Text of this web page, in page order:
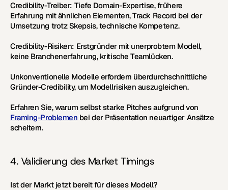
Credibility-Treiber: Tiefe Domain-Expertise, frühere
Erfahrung mit ähnlichen Elementen, Track Record bei der
Umsetzung trotz Skepsis, technische Kompetenz.
Credibility-Risiken: Erstgründer mit unerprobtem Modell,
keine Branchenerfahrung, kritische Teamlücken.
Unkonventionelle Modelle erfordern überdurchschnittliche
Gründer-Credibility, um Modellrisiken auszugleichen.
Framing-Problemen bei der Präsentation neuartiger Ansätze
scheitern.
4. Validierung des Market Timings
Ist der Markt jetzt bereit für dieses Modell?